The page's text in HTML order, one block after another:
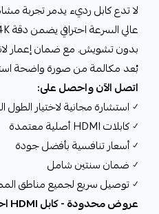
بدون تشويش. مع ضمان إعمار
بُعد مكالمة من صورة واضحة
اتصل الآن واحصل على:
✓ استشارة مجانية لاختيار الطول
✓ كابلات HDMI أصلية معتمدة
✓ أسعار تنافسية بأفضل جودة
✓ ضمان سنتين شامل
✓ توصيل سريع لجميع مناطق
عروض محدودة - كابل HDMI احترافي بأفضل الأسعار!